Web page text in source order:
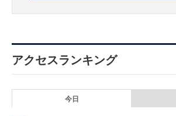
アクセスランキング
今日